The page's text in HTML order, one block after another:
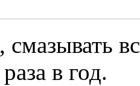
в год.